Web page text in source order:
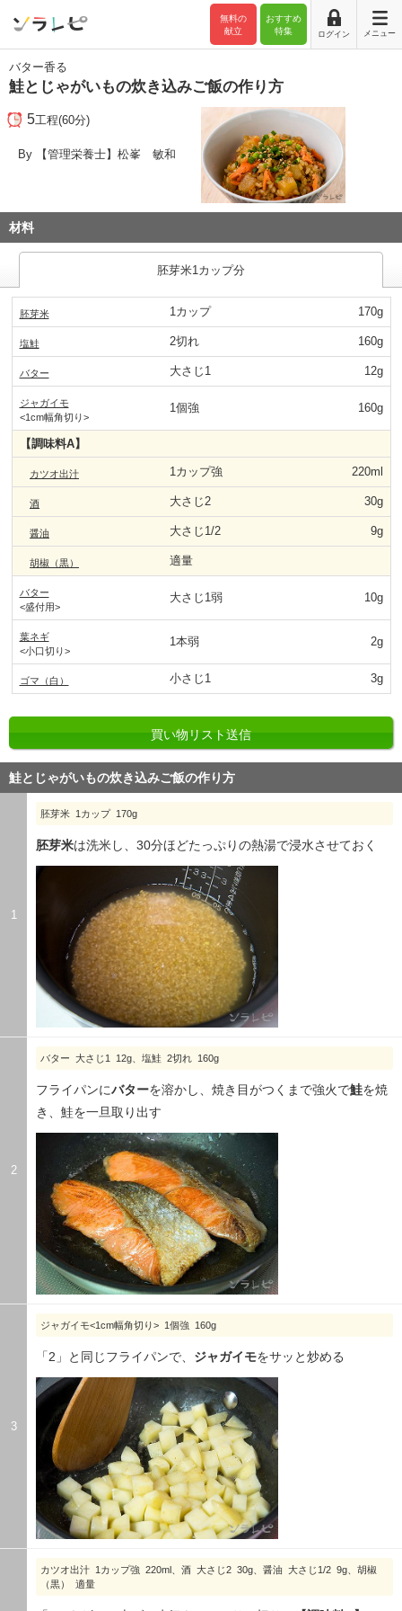
おすすめ
特集
無料の
献立
ログイン メニュー
バター香る
鮭とじゃがいもの炊き込みご飯の作り方
5工程(60分)
By 【管理栄養士】松峯 敏和
材料
胚芽米1カップ分
胚芽米 1カップ 170g
塩鮭 2切れ 160g
バター 大さじ1 12g
ジャガイモ
<1cm幅角切り>
1個強 160g
【調味料A】
カツオ出汁 1カップ強 220ml
酒 大さじ2 30g
醤油 大さじ1/2 9g
胡椒（黒） 適量
バター
<盛付用>
大さじ1弱 10g
葉ネギ
<小口切り>
1本弱 2g
ゴマ（白） 小さじ1 3g
買い物リスト送信
鮭とじゃがいもの炊き込みご飯の作り方
1
胚芽米 1カップ 170g
胚芽米は洗米し、30分ほどたっぷりの熱湯で浸水させておく
2
バター 大さじ1 12g、塩鮭 2切れ 160g
フライパンにバターを溶かし、焼き目がつくまで強火で鮭を焼
き、鮭を一旦取り出す
3
ジャガイモ<1cm幅角切り> 1個強 160g
「2」と同じフライパンで、 ジャガイモをサッと炒める
カツオ出汁 1カップ強 220ml、酒 大さじ2 30g、醤油 大さじ1/2 9g、胡椒
（黒） 適量